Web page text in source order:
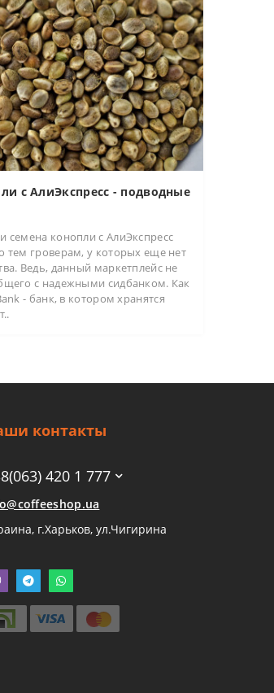
с АлиЭкспресс - подводные
семена конопли с АлиЭкспресс
тем гроверам, у которых еще нет
Ведь, данный маркетплейс не
с надежными сидбанком. Как
- банк, в котором хранятся
контакты
420 1 777
г.Харьков, ул.Чигирина